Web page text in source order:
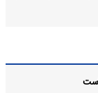
آرشیو